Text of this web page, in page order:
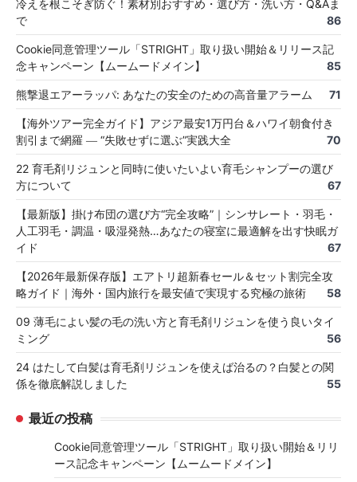
冷えを根こそぎ防ぐ！素材別おすすめ・選び方・洗い方・Q&Aま
で
86
Cookie同意管理ツール「STRIGHT」取り扱い開始＆リリース記
念キャンペーン【ムームードメイン】
85
熊撃退エアーラッパ: あなたの安全のための高音量アラーム 71
【海外ツアー完全ガイド】アジア最安1万円台＆ハワイ朝食付き
割引まで網羅 ― “失敗せずに選ぶ”実践大全
70
22 育毛剤リジュンと同時に使いたいよい育毛シャンプーの選び
方について
67
【最新版】掛け布団の選び方“完全攻略”｜シンサレート・羽毛・
人工羽毛・調温・吸湿発熱…あなたの寝室に最適解を出す快眠ガ
イド
67
【2026年最新保存版】エアトリ超新春セール＆セット割完全攻
略ガイド｜海外・国内旅行を最安値で実現する究極の旅術
58
09 薄毛によい髪の毛の洗い方と育毛剤リジュンを使う良いタイ
ミング
56
24 はたして白髪は育毛剤リジュンを使えば治るの？白髪との関
係を徹底解説しました
55
最近の投稿
Cookie同意管理ツール「STRIGHT」取り扱い開始＆リリ
ース記念キャンペーン【ムームードメイン】